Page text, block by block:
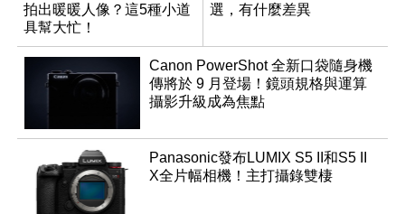
拍出暖暖人像？這5種小道
具幫大忙！
選，有什麼差異
Canon PowerShot 全新口袋隨身機
傳將於 9 月登場！鏡頭規格與運算
攝影升級成為焦點
Panasonic發布LUMIX S5 II和S5 II
X全片幅相機！主打攝錄雙棲